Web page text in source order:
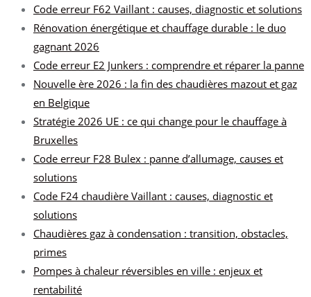
Code erreur F62 Vaillant : causes, diagnostic et solutions
Rénovation énergétique et chauffage durable : le duo
gagnant 2026
Code erreur E2 Junkers : comprendre et réparer la panne
Nouvelle ère 2026 : la fin des chaudières mazout et gaz
en Belgique
Stratégie 2026 UE : ce qui change pour le chauffage à
Bruxelles
Code erreur F28 Bulex : panne d’allumage, causes et
solutions
Code F24 chaudière Vaillant : causes, diagnostic et
solutions
Chaudières gaz à condensation : transition, obstacles,
primes
Pompes à chaleur réversibles en ville : enjeux et
rentabilité